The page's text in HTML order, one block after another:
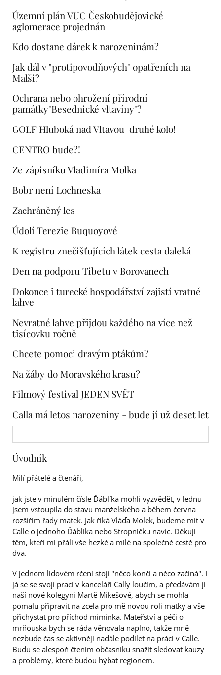
Územní plán VUC Českobudějovické
aglomerace projednán
Kdo dostane dárek k narozeninám?
Jak dál v "protipovodňových" opatřeních na
Malši?
Ochrana nebo ohrožení přírodní
památky"Besednické vltavíny"?
GOLF Hluboká nad Vltavou  druhé kolo!
CENTRO bude?!
Ze zápisníku Vladimíra Molka
Bobr není Lochneska
Zachráněný les
Údolí Terezie Buquoyové
K registru znečišťujících látek cesta daleká
Den na podporu Tibetu v Borovanech
Dokonce i turecké hospodářství zajistí vratné
lahve
Nevratné lahve přijdou každého na více než
tisícovku ročně
Chcete pomoci dravým ptákům?
Na žáby do Moravského krasu?
Filmový festival JEDEN SVĚT
Calla má letos narozeniny - bude jí už deset let
Úvodník
Milí přátelé a čtenáři,
jak jste v minulém čísle Ďáblíka mohli vyzvědět, v lednu
jsem vstoupila do stavu manželského a během června
rozšířím řady matek. Jak říká Vláďa Molek, budeme mít v
Calle o jednoho Ďáblíka nebo Stropničku navíc. Děkuji
těm, kteří mi přáli vše hezké a milé na společné cestě pro
dva.
V jednom lidovém rčení stojí "něco končí a něco začíná". I
já se se svojí prací v kanceláři Cally loučím, a předávám ji
naší nové kolegyni Martě Mikešové, abych se mohla
pomalu připravit na zcela pro mě novou roli matky a vše
přichystat pro příchod miminka. Mateřství a péči o
mrňouska bych se ráda věnovala naplno, takže mně
nezbude čas se aktivněji nadále podílet na práci v Calle.
Budu se alespoň čtením občasníku snažit sledovat kauzy
a problémy, které budou hýbat regionem.